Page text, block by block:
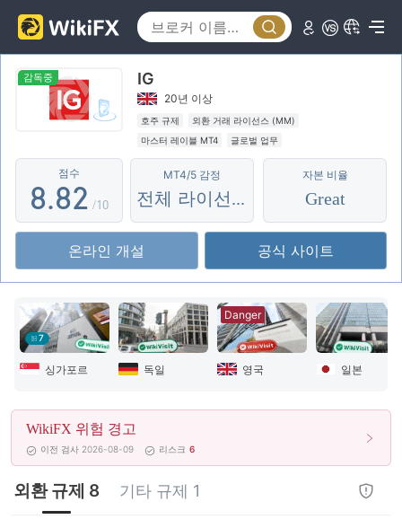
감독중 IG
20년 이상
호주 규제
외환 거래 라이선스 (MM)
마스터 레이블 MT4
글로벌 업무
호주외환 거래 라이선스 (MM) 취소됨
잠재적 위험성이 높음
점수
3
4
5
7
8
9
.
3
4
5
6
7
8
9
0
1
2
3
4
5
6
7
8
9
/10
MT4/5 감정
전체 라이선스
자본 비율
Great
온라인 개설 공식 사이트
7
싱가포르 독일
Danger
영국 일본
WikiFX 위험 경고
이전 검사 2026-08-09 리스크 6
외환 규제 8 기타 규제 1